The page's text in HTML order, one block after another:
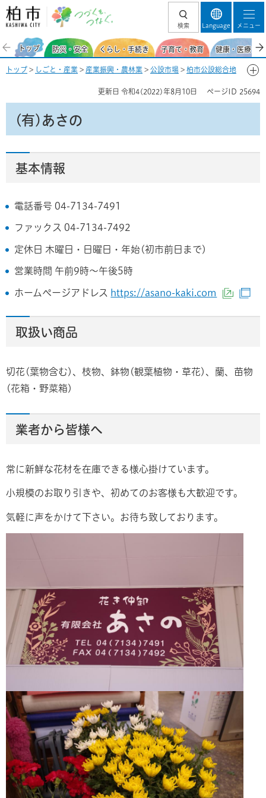
柏市 つづくを、
検索 Language メニュー
トップ 防災・安全 くらし・手続き 子育て・教育 健康・医療・
トップ > しごと・産業 > 産業振興・農林業 > 公設市場 > 柏市公設総合地
更新日 令和4(2022)年8月10日 ページID 25694
(有)あさの
基本情報
電話番号 04-7134-7491
ファックス 04-7134-7492
定休日 木曜日・日曜日・年始(初市前日まで)
営業時間 午前9時〜午後5時
ホームぺージアドレス https://asano-kaki.com （外
取扱い商品
切花(葉物含む)、枝物、鉢物(観葉植物・草花)、蘭、苗物
(花箱・野菜箱)
業者から皆様へ
常に新鮮な花材を在庫できる様心掛けています。
小規模のお取り引きや、初めてのお客様も大歓迎です。
気軽に声をかけて下さい。お待ち致しております。